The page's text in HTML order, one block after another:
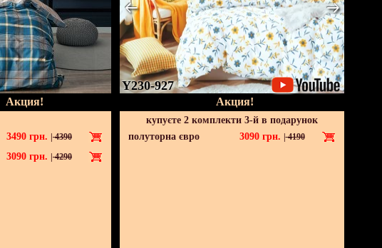
Акция!
3490 грн. 4390
3090 грн. 4290
Y230-927
Акция!
купуєте 2 комплекти 3-й в подарунок
полуторна євро
3090 грн. |4190